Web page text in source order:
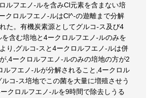
ルフエノ-ルを含みCl元素を含まない培
クロルフエノ-ルはCl^-の遊離まで分解
た。有機炭素源としてグルコ-ス及び4
含む培地と4ークロルフエノ-ルのみを
り,グルコ-スと4ークロルフエノ-ルは併
,4ークロルフエノ-ルのみの培地の方が2
ルフエノ-ルが分解されること,4ークロル
コ-ス培地でこの菌を大量に増殖させう
クロルフエノ-ルを9時間で除去しうる